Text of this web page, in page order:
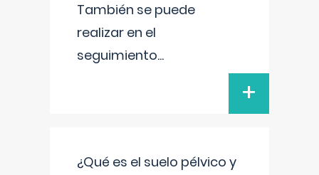
También se puede
realizar en el
seguimiento...
+
¿Qué es el suelo pélvico y